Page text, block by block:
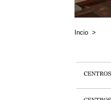
Incio >